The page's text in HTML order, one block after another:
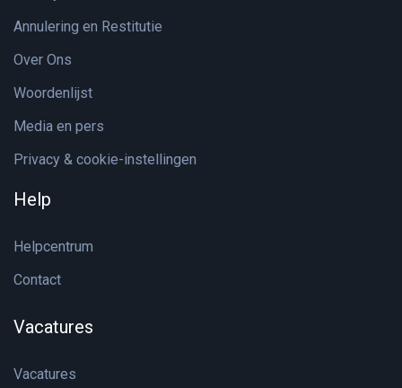
Annulering en Restitutie
Over Ons
Woordenlijst
Media en pers
Privacy & cookie-instellingen
Help
Helpcentrum
Contact
Vacatures
Vacatures